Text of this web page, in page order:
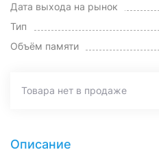
Дата выхода на рынок
Тип
Объём памяти
Товара нет в продаже
Описание